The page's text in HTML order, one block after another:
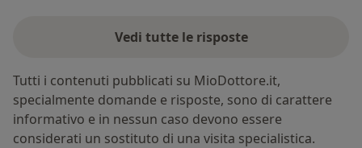
Vedi tutte le risposte
Tutti i contenuti pubblicati su MioDottore.it,
specialmente domande e risposte, sono di carattere
informativo e in nessun caso devono essere
considerati un sostituto di una visita specialistica.